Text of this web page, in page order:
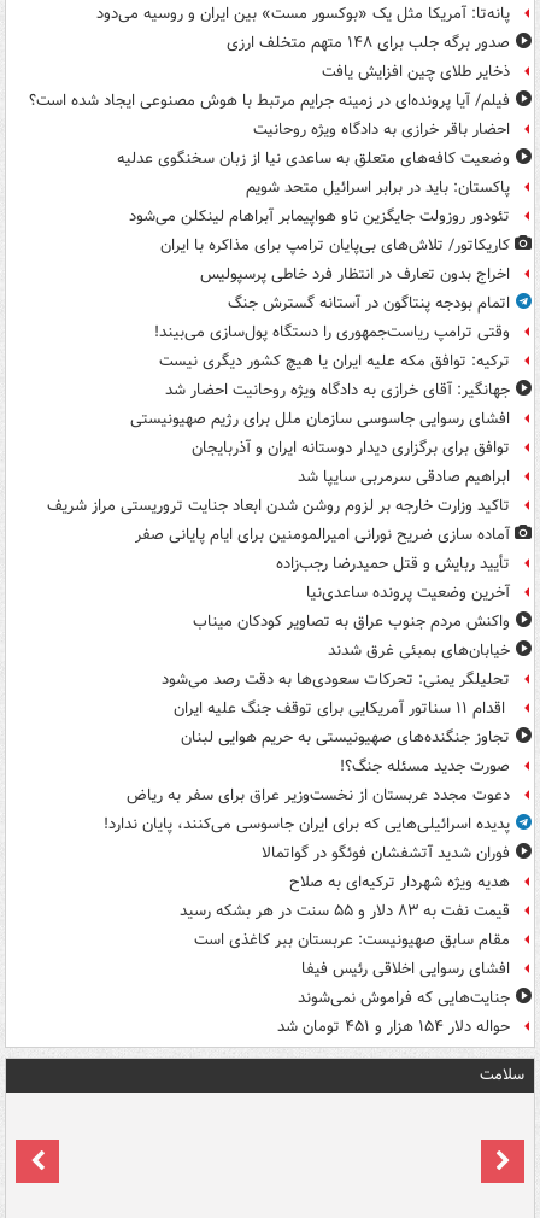
پانه‌تا: آمریکا مثل یک «بوکسور مست» بین ایران و روسیه می‌دود
صدور برگه جلب برای ۱۴۸ متهم متخلف ارزی
ذخایر طلای چین افزایش یافت
فیلم/ آیا پرونده‌ای در زمینه جرایم مرتبط با هوش مصنوعی ایجاد شده است؟
احضار باقر خرازی به دادگاه ویژه روحانیت
وضعیت کافه‌های متعلق به ساعدی نیا از زبان سخنگوی عدلیه
پاکستان: باید در برابر اسرائیل متحد شویم
تئودور روزولت جایگزین ناو هواپیمابر آبراهام لینکلن می‌شود
کاریکاتور/ تلاش‌های بی‌پایان ترامپ برای مذاکره با ایران
اخراج بدون تعارف در انتظار فرد خاطی پرسپولیس
اتمام بودجه پنتاگون در آستانه گسترش جنگ
وقتی ترامپ ریاست‌جمهوری را دستگاه پول‌سازی می‌بیند!
ترکیه: توافق مکه علیه ایران یا هیچ کشور دیگری نیست
جهانگیر: آقای خرازی به دادگاه ویژه روحانیت احضار شد
افشای رسوایی جاسوسی سازمان ملل برای رژیم صهیونیستی
توافق برای برگزاری دیدار دوستانه ایران و آذربایجان
ابراهیم صادقی سرمربی سایپا شد
تاکید وزارت خارجه بر لزوم روشن شدن ابعاد جنایت تروریستی مراز شریف
آماده سازی ضریح نورانی امیرالمومنین برای ایام پایانی صفر
تأیید ربایش و قتل حمیدرضا رجب‌زاده
آخرین وضعیت پرونده ساعدی‌نیا
واکنش مردم جنوب عراق به تصاویر کودکان میناب
خیابان‌های بمبئی غرق شدند
تحلیلگر یمنی: تحرکات سعودی‌ها به دقت رصد می‌شود
اقدام ۱۱ سناتور آمریکایی برای توقف جنگ علیه ایران
تجاوز جنگنده‌های صهیونیستی به حریم هوایی لبنان
صورت جدید مسئله جنگ؟!
دعوت مجدد عربستان از نخست‌وزیر عراق برای سفر به ریاض
پدیده اسرائیلی‌هایی که برای ایران جاسوسی می‌کنند، پایان ندارد!
فوران شدید آتشفشان فوئگو در گواتمالا
هدیه ویژه شهردار ترکیه‌ای به صلاح
قیمت نفت به ۸۳ دلار و ۵۵ سنت در هر بشکه رسید
مقام سابق صهیونیست: عربستان ببر کاغذی است
افشای رسوایی اخلاقی رئیس فیفا
جنایت‌هایی که فراموش نمی‌شوند
حواله دلار ۱۵۴ هزار و ۴۵۱ تومان شد
سلامت